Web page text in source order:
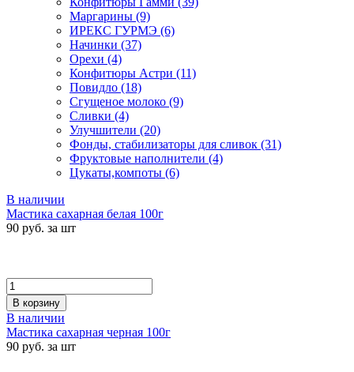
Маргарины (9)
ИРЕКС ГУРМЭ (6)
Начинки (37)
Орехи (4)
Конфитюры Астри (11)
Повидло (18)
Сгущеное молоко (9)
Сливки (4)
Улучшители (20)
Фонды, стабилизаторы для сливок (31)
Фруктовые наполнители (4)
Цукаты,компоты (6)
В наличии
Мастика сахарная белая 100г
90 руб. за шт
В корзину
В наличии
Мастика сахарная черная 100г
90 руб. за шт